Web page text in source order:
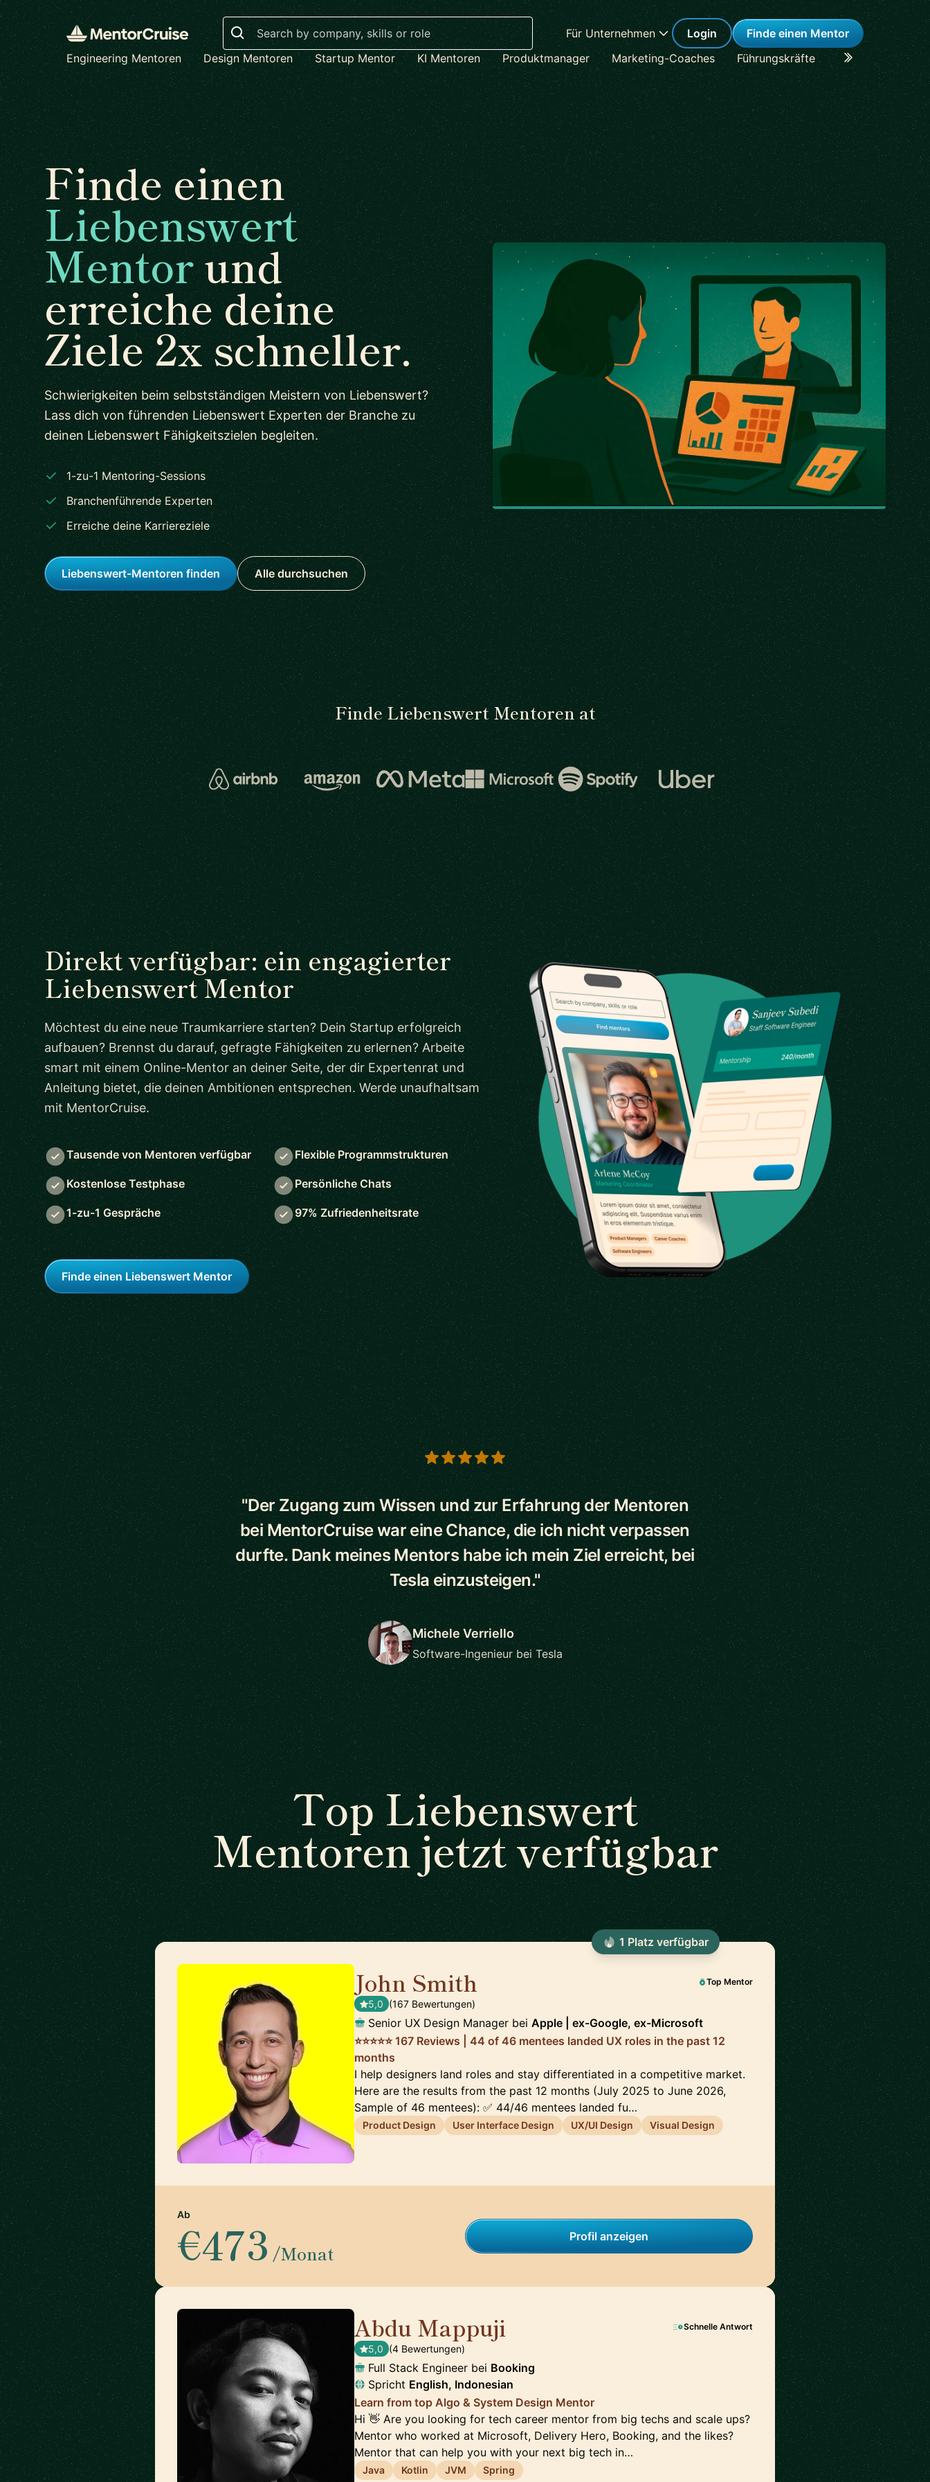
Search
Für Unternehmen Login
Finde einen Mentor
Engineering Mentoren
Design Mentoren Startup Mentor KI Mentoren Produktmanager Marketing-Coaches Führungskräfte Karriere-Coaches
Finde einen
Liebenswert
Mentorund
erreiche deine
Ziele 2x schneller.
Schwierigkeiten beim selbstständigen Meistern von Liebenswert?
Lass dich von führenden Liebenswert Experten der Branche zu
deinen Liebenswert Fähigkeitszielen begleiten.
1-zu-1 Mentoring-Sessions
Branchenführende Experten
Erreiche deine Karriereziele
Liebenswert-Mentoren finden Alle durchsuchen
Finde Liebenswert Mentoren at
Direkt verfügbar: ein engagierter
Liebenswert Mentor
Möchtest du eine neue Traumkarriere starten? Dein Startup erfolgreich
aufbauen? Brennst du darauf, gefragte Fähigkeiten zu erlernen? Arbeite
smart mit einem Online-Mentor an deiner Seite, der dir Expertenrat und
Anleitung bietet, die deinen Ambitionen entsprechen. Werde unaufhaltsam
mit MentorCruise.
Tausende von Mentoren verfügbar Flexible Programmstrukturen
Kostenlose Testphase Persönliche Chats
1-zu-1 Gespräche 97% Zufriedenheitsrate
Finde einen Liebenswert Mentor
5 out of 5 stars
"Der Zugang zum Wissen und zur Erfahrung der Mentoren
bei MentorCruise war eine Chance, die ich nicht verpassen
durfte. Dank meines Mentors habe ich mein Ziel erreicht, bei
Tesla einzusteigen."
Michele Verriello
Software-Ingenieur bei Tesla
Top Liebenswert
Mentoren jetzt verfügbar
John Smith Top Mentor
5,0 (167 Bewertungen)
Senior UX Design Manager bei Apple | ex-Google, ex-Microsoft
⭐⭐⭐⭐⭐ 167 Reviews | 44 of 46 mentees landed UX roles in the past 12
months
I help designers land roles and stay differentiated in a competitive market.
Here are the results from the past 12 months (July 2025 to June 2026,
Sample of 46 mentees): ✅ 44/46 mentees landed fu…
Product Design User Interface Design UX/UI Design Visual Design
Ab
€473 /Monat
Profil anzeigen
1 Platz verfügbar
Abdu Mappuji Schnelle Antwort
5,0 (4 Bewertungen)
Full Stack Engineer bei Booking
Spricht English, Indonesian
Learn from top Algo & System Design Mentor
Hi 👋 Are you looking for tech career mentor from big techs and scale ups?
Mentor who worked at Microsoft, Delivery Hero, Booking, and the likes?
Mentor that can help you with your next big tech in…
Java Kotlin JVM Spring